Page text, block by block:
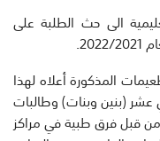
الى حث الطلبة على
المذكورة أعلاه لهذا
عشر (بنين وبنات) وطالبات
قبل فرق طبية في مراكز